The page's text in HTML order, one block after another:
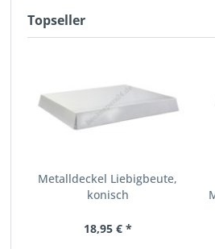
Topseller
Metalldeckel Liebigbeute,
konisch
18,95 € *